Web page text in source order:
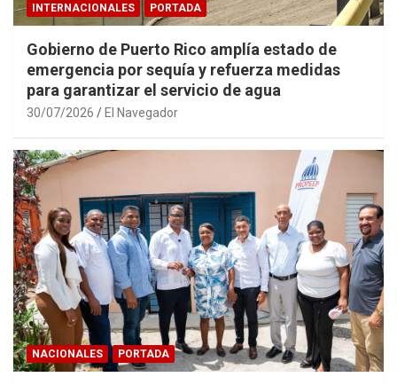
INTERNACIONALES PORTADA
Gobierno de Puerto Rico amplía estado de
emergencia por sequía y refuerza medidas
para garantizar el servicio de agua
30/07/2026 El Navegador
NACIONALES PORTADA